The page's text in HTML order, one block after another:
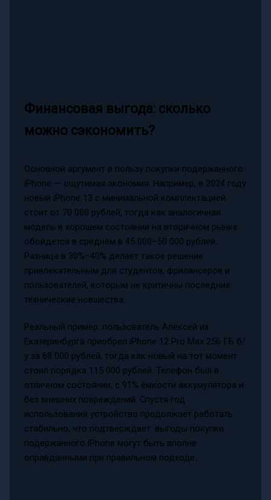
Финансовая выгода: сколько
можно сэкономить?
Основной аргумент в пользу покупки подержанного
iPhone — ощутимая экономия. Например, в 2024 году
новый iPhone 13 с минимальной комплектацией
стоит от 70 000 рублей, тогда как аналогичная
модель в хорошем состоянии на вторичном рынке
обойдется в среднем в 45 000–50 000 рублей.
Разница в 30%–40% делает такое решение
привлекательным для студентов, фрилансеров и
пользователей, которым не критичны последние
технические новшества.
Реальный пример: пользователь Алексей из
Екатеринбурга приобрел iPhone 12 Pro Max 256 ГБ б/
у за 68 000 рублей, тогда как новый на тот момент
стоил порядка 115 000 рублей. Телефон был в
отличном состоянии, с 91% ёмкости аккумулятора и
без внешних повреждений. Спустя год
использования устройство продолжает работать
стабильно, что подтверждает: выгоды покупки
подержанного iPhone могут быть вполне
оправданными при правильном подходе.